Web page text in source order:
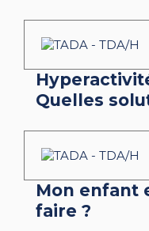
Quelles
Mon enfant
faire ?